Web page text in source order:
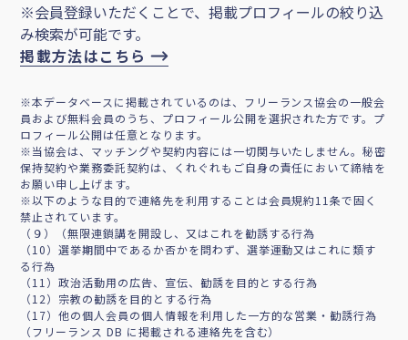
※会員登録いただくことで、掲載プロフィールの絞り込
み検索が可能です。
掲載方法はこちら
※本データベースに掲載されているのは、フリーランス協会の一般会
員および無料会員のうち、プロフィール公開を選択された方です。プ
ロフィール公開は任意となります。
※当協会は、マッチングや契約内容には一切関与いたしません。秘密
保持契約や業務委託契約は、くれぐれもご自身の責任において締結を
お願い申し上げます。
※以下のような目的で連絡先を利用することは会員規約11条で固く
禁止されています。
（９）（無限連鎖講を開設し、又はこれを勧誘する行為
（10）選挙期間中であるか否かを問わず、選挙運動又はこれに類す
る行為
（11）政治活動用の広告、宣伝、勧誘を目的とする行為
（12）宗教の勧誘を目的とする行為
（17）他の個人会員の個人情報を利用した一方的な営業・勧誘行為
（フリーランス DB に掲載される連絡先を含む）